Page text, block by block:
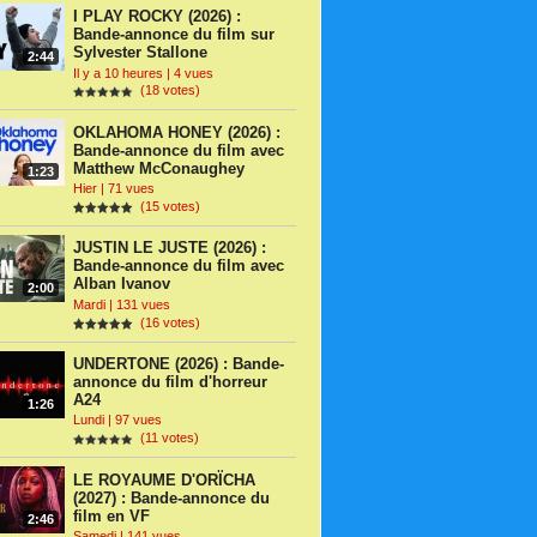
2:44
I PLAY ROCKY (2026) :
Bande-annonce du film sur
Sylvester Stallone
Il y a 10 heures | 4 vues
(18 votes)
1:23
OKLAHOMA HONEY (2026) :
Bande-annonce du film avec
Matthew McConaughey
Hier | 71 vues
(15 votes)
2:00
JUSTIN LE JUSTE (2026) :
Bande-annonce du film avec
Alban Ivanov
Mardi | 131 vues
(16 votes)
1:26
UNDERTONE (2026) : Bande-
annonce du film d'horreur
A24
Lundi | 97 vues
(11 votes)
2:46
LE ROYAUME D'ORÏCHA
(2027) : Bande-annonce du
film en VF